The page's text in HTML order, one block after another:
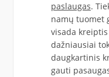
paslaugas.
namų tuomet
visada
dažniausiai
daugkartinis
gauti